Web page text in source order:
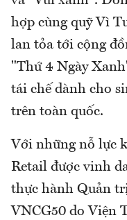
hợp cùng quỹ Vì
lan tỏa tới cộng
"Thứ 4 Ngày
tái chế dành cho
trên toàn quốc.
Với những nỗ lực
Retail được vinh
thực hành Quản
VNCG50 do Viện